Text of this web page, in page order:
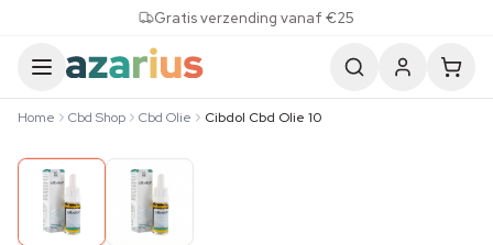
Gratis verzending vanaf €25
Home Cbd Shop Cbd Olie Cibdol Cbd Olie 10